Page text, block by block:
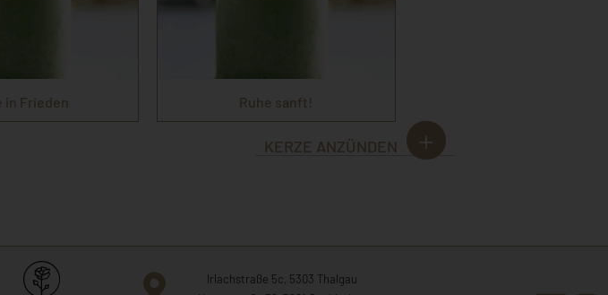
in Frieden Ruhe sanft!
KERZE ANZÜNDEN
Irlachstraße 5c, 5303 Thalgau